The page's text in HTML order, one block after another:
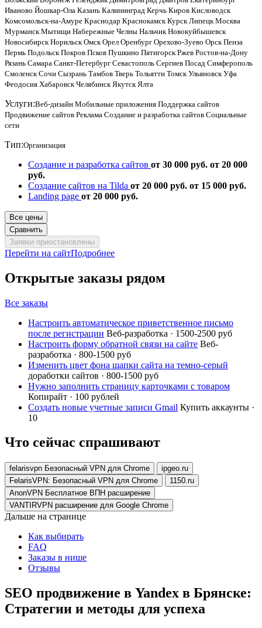
Иваново Йошкар-Ола Казань Калининград Керчь Киров Кисловодск
Комсомольск-на-Амуре Краснодар Краснокамск Курск Липецк Москва
Мурманск Мытищи Набережные Челны Нальчик Новокуйбышевск
Новосибирск Норильск Омск Орел Оренбург Орехово-Зуево Орск Пенза
Пермь Подольск Покров Псков Пушкино Пятигорск Ржев Ростов-на-Дону
Рязань Самара Санкт-Петербург Севастополь Сергиев Посад Симферополь
Смоленск Сочи Сызрань Тамбов Тверь Тольятти Томск Ульяновск Уфа
Феодосия Хабаровск Челябинск Якутск Ялта
Услуги:Веб-дизайн Мобильные приложения Поддержка сайтов
Продвижение сайтов Реклама Создание и разработка сайтов Социальные
сети
Тип:Организация
Создание и разработка сайтов от 30 000 руб. от 20 000
руб.
Создание сайтов на Tilda от 20 000 руб. от 15 000 руб.
Landing page от 20 000 руб.
Все цены
Сравнить
Заявки приостановлены
Перейти на сайтПодробнее
Открытые заказы рядом
Все заказы
Настроить автоматическое приветственное письмо
после регистрации Веб-разработка · 1500-2500 руб
Настроить форму обратной связи на сайте Веб-
разработка · 800-1500 руб
Изменить цвет фона шапки сайта на темно-серый
доработки сайтов · 800-1500 руб
Нужно заполнить страницу карточками с товаром
Копирайт · 100 рублей
Создать новые учетные записи Gmail Купить аккаунты ·
10
Что сейчас спрашивают
felarisvpn Безопасный VPN для Chrome
ipgeo.ru
FelarisVPN: Безопасный VPN для Chrome
1150.ru
AnonVPN Бесплатное ВПН расширение
VANTIRVPN расширение для Google Chrome
Дальше на странице
Как выбирать
FAQ
Заказы в нише
Отзывы
SEO продвижение в Yandex в Брянске:
Стратегии и методы для успеха